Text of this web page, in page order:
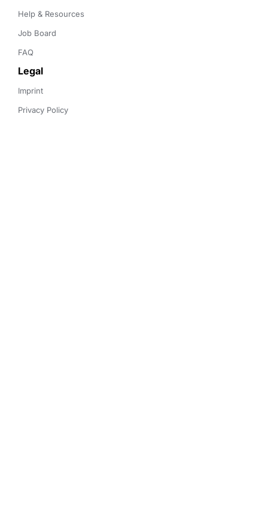
Help & Resources
Job Board
FAQ
Legal
Imprint
Privacy Policy